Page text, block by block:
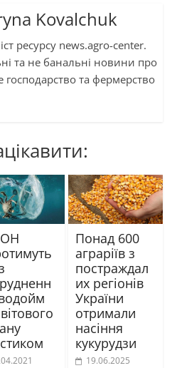
Kovalchuk
ресурсу news.agro-center.
та не банальні новини про
господарство та фермерство
Понад 600
аграріїв з
постраждал
их регіонів
України
отримали
насіння
кукурудзи
19.06.2025